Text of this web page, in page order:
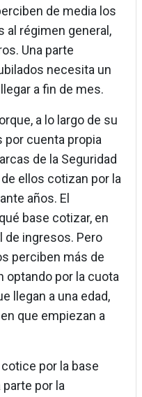
de media los
al régimen general,
Una parte
necesita un
a fin de mes.
a lo largo de su
por cuenta propia
de la Seguridad
ellos cotizan por la
años. El
base cotizar, en
de ingresos. Pero
perciben más de
optando por la cuota
llegan a una edad,
que empiezan a
por la base
por la